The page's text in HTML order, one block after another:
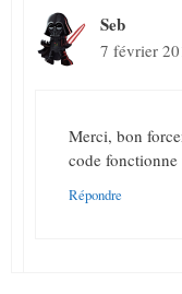
Seb
7 février
Merci, bon
code
Répondre